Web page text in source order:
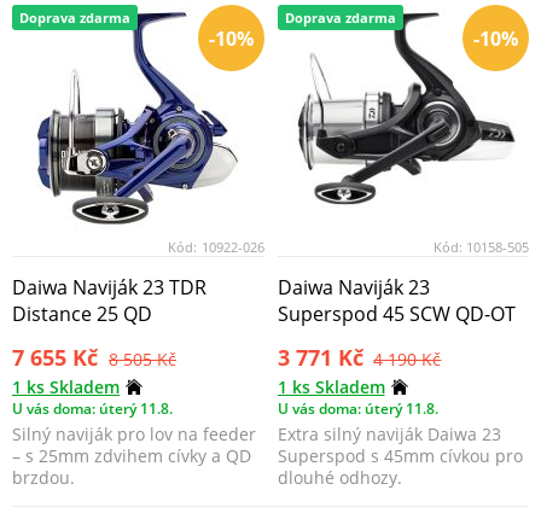
-10%
Doprava zdarma
Kód: 10922-026
Daiwa Naviják 23 TDR
Distance 25 QD
7 655 Kč 8 505 Kč
1 ks Skladem
U vás doma: úterý 11.8.
Silný naviják pro lov na feeder
– s 25mm zdvihem cívky a QD
brzdou.
-10%
Doprava zdarma
Kód: 10158-505
Daiwa Naviják 23
Superspod 45 SCW QD-OT
3 771 Kč 4 190 Kč
1 ks Skladem
U vás doma: úterý 11.8.
Extra silný naviják Daiwa 23
Superspod s 45mm cívkou pro
dlouhé odhozy.